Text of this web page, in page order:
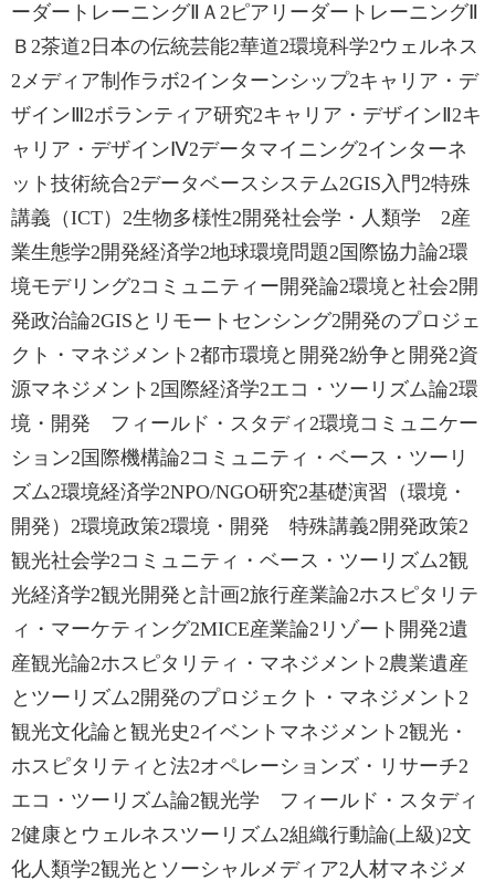
ーダートレーニングⅡＡ2ピアリーダートレーニングⅡ
Ｂ2茶道2日本の伝統芸能2華道2環境科学2ウェルネス
2メディア制作ラボ2インターンシップ2キャリア・デ
ザインⅢ2ボランティア研究2キャリア・デザインⅡ2キ
ャリア・デザインⅣ2データマイニング2インターネ
ット技術統合2データベースシステム2GIS入門2特殊
講義（ICT）2生物多様性2開発社会学・人類学 2産
業生態学2開発経済学2地球環境問題2国際協力論2環
境モデリング2コミュニティー開発論2環境と社会2開
発政治論2GISとリモートセンシング2開発のプロジェ
クト・マネジメント2都市環境と開発2紛争と開発2資
源マネジメント2国際経済学2エコ・ツーリズム論2環
境・開発 フィールド・スタディ2環境コミュニケー
ション2国際機構論2コミュニティ・ベース・ツーリ
ズム2環境経済学2NPO/NGO研究2基礎演習（環境・
開発）2環境政策2環境・開発 特殊講義2開発政策2
観光社会学2コミュニティ・ベース・ツーリズム2観
光経済学2観光開発と計画2旅行産業論2ホスピタリテ
ィ・マーケティング2MICE産業論2リゾート開発2遺
産観光論2ホスピタリティ・マネジメント2農業遺産
とツーリズム2開発のプロジェクト・マネジメント2
観光文化論と観光史2イベントマネジメント2観光・
ホスピタリティと法2オペレーションズ・リサーチ2
エコ・ツーリズム論2観光学 フィールド・スタディ
2健康とウェルネスツーリズム2組織行動論(上級)2文
化人類学2観光とソーシャルメディア2人材マネジメ